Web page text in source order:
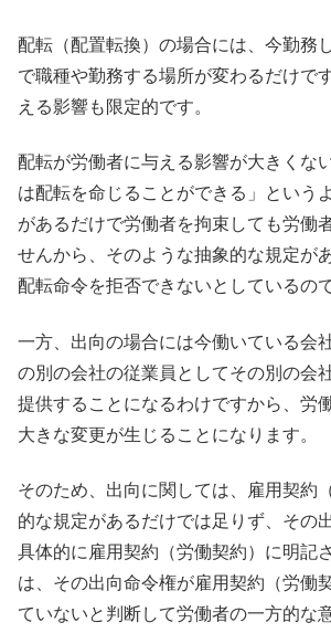
配転（配置転換）の場合には、今勤務
で職種や勤務する場所が変わるだけで
える影響も限定的です。
配転が労働者に与える影響が大きくな
は配転を命じることができる」という
があるだけで労働者を拘束しても労働
せんから、そのような抽象的な規定が
配転命令を拒否できないとしているので
一方、出向の場合には今働いている会
の別の会社の従業員としてその別の会
提供することになるわけですから、労
大きな変更が生じることになります。
そのため、出向に関しては、雇用契約
的な規定があるだけでは足りず、その
具体的に雇用契約（労働契約）に明記
は、その出向命令権が雇用契約（労働
ていないと判断して労働者の一方的な